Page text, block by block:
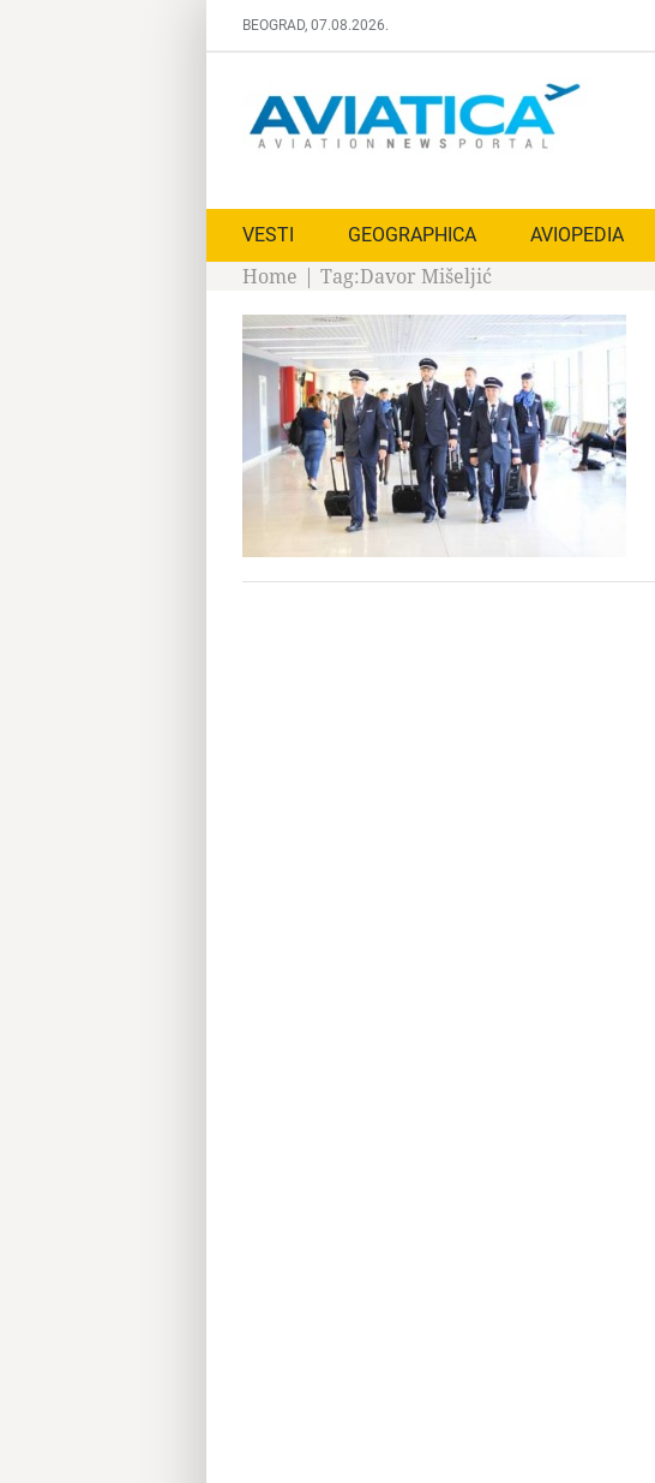
BEOGRAD, 07.08.2026.
VESTI GEOGRAPHICA AVIOPEDIA
Home | Tag:Davor Mišeljić